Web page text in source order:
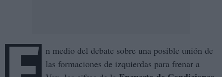
n medio del debate sobre una posible unión de
las formaciones de izquierdas para frenar a